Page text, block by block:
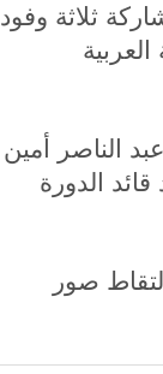
ثلاثة وفود
الناصر أمين
الدورة
صور